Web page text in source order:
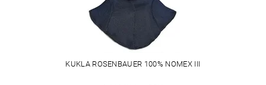
KUKLA ROSENBAUER 100% NOMEX III